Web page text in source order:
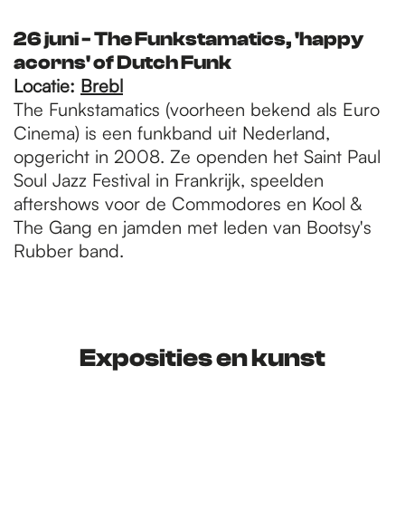
26 juni - The Funkstamatics, 'happy
acorns' of Dutch Funk
Locatie: Brebl
The Funkstamatics (voorheen bekend als Euro
Cinema) is een funkband uit Nederland,
opgericht in 2008. Ze openden het Saint Paul
Soul Jazz Festival in Frankrijk, speelden
aftershows voor de Commodores en Kool &
The Gang en jamden met leden van Bootsy's
Rubber band.
Exposities en kunst